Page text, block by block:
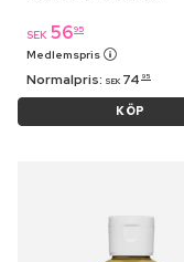
SEK 5695
Medlemspris
Normalpris: SEK 74 95
KÖP